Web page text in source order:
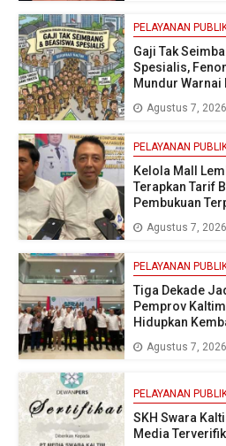
PELAYANAN
Gaji Tak
Spesialis,
Mundur
Agustus 7, 2026
PELAYANAN
Kelola Mall
Terapkan Tarif
Pembukuan
Agustus 7, 2026
PELAYANAN
Tiga Dekade
Pemprov
Hidupkan
Agustus 7, 2026
PELAYANAN
SKH Swara
Media